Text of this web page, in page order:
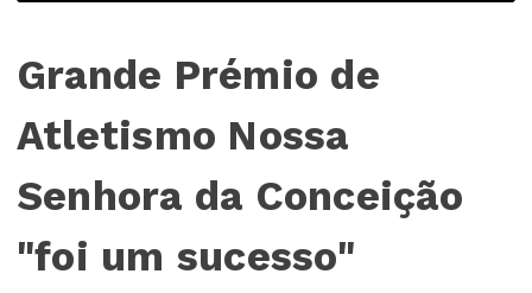
Grande Prémio de
Atletismo Nossa
Senhora da Conceição
"foi um sucesso"